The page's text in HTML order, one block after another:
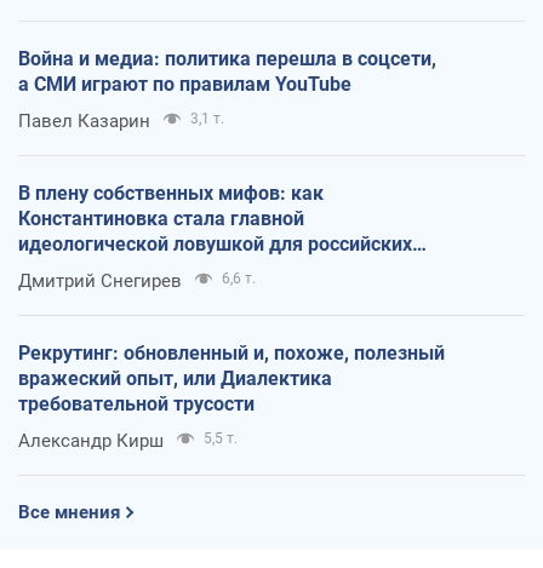
Война и медиа: политика перешла в соцсети,
а СМИ играют по правилам YouTube
Павел Казарин 3,1 т.
В плену собственных мифов: как
Константиновка стала главной
идеологической ловушкой для российских
оккупантов
Дмитрий Снегирев 6,6 т.
Рекрутинг: обновленный и, похоже, полезный
вражеский опыт, или Диалектика
требовательной трусости
Александр Кирш 5,5 т.
Все мнения